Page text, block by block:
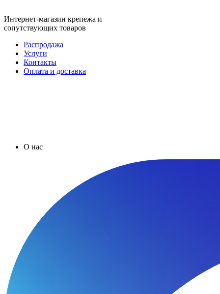
Интернет-магазин крепежа и
сопутствующих товаров
Распродажа
Услуги
Контакты
Оплата и доставка
О нас